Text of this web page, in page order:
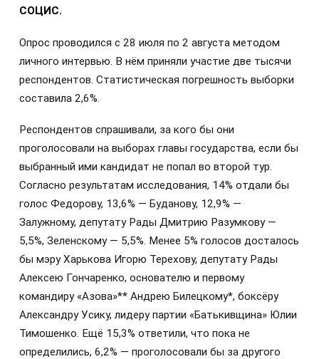
СОЦИС.
Опрос проводился с 28 июля по 2 августа методом
личного интервью. В нём приняли участие две тысячи
респондентов. Статистическая погрешность выборки
составила 2,6%.
Респондентов спрашивали, за кого бы они
проголосовали на выборах главы государства, если бы
выбранный ими кандидат не попал во второй тур.
Согласно результатам исследования, 14% отдали бы
голос Федорову, 13,6% — Буданову, 12,9% —
Залужному, депутату Рады Дмитрию Разумкову —
5,5%, Зеленскому — 5,5%. Менее 5% голосов досталось
бы мэру Харькова Игорю Терехову, депутату Рады
Алексею Гончаренко, основателю и первому
командиру «Азова»** Андрею Билецкому*, боксёру
Александру Усику, лидеру партии «Батькивщина» Юлии
Тимошенко. Ещё 15,3% ответили, что пока не
определились, 6,2% — проголосовали бы за другого